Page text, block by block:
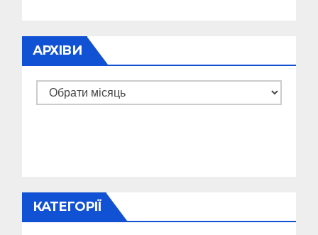
АРХІВИ
Архіви
КАТЕГОРІЇ